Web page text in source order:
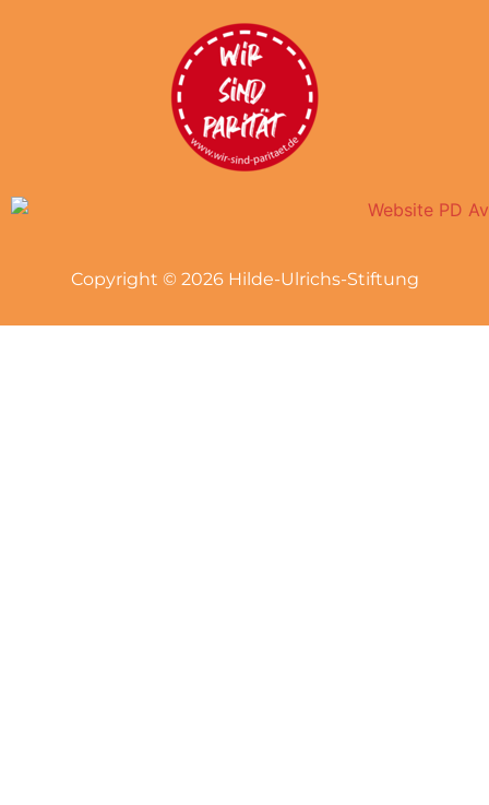
Copyright © 2026 Hilde-Ulrichs-Stiftung